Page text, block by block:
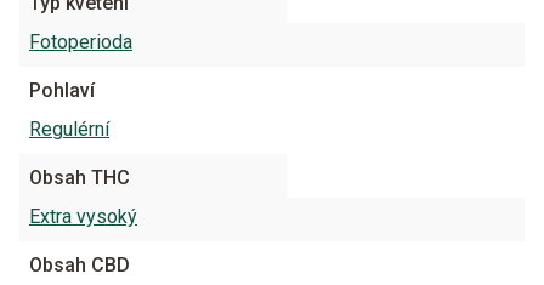
Fotoperioda
Pohlaví
Regulérní
Obsah THC
Extra vysoký
Obsah CBD